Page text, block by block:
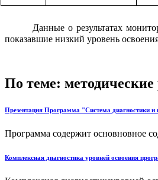
Данные о результатах
показавшие низкий уровень
По теме:
Презентация Программа "Система диагностики и
Программа содержит основновное
Комплексная диагностика уровней освоения